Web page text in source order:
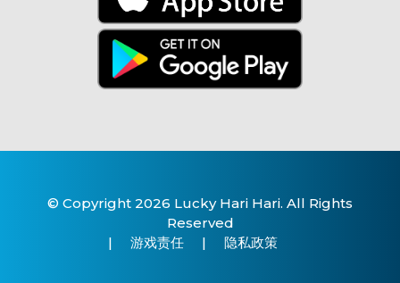
© Copyright 2026 Lucky Hari Hari. All Rights
Reserved
|
游戏责任 | 隐私政策